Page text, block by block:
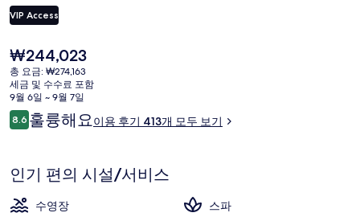
설 상태에 굉장히 만족했습니다.
VIP Access
현
재
가
격
은
₩244,023
₩244,023
총 요금: ₩274,163
세금 및 수수료 포함
9월 6일 ~ 9월 7일
이
용
기
8.610점 만점 중 8.6점.
훌륭해요이용 후기 413개 모두 보기
인기 편의 시설/서비스
수영장
스파